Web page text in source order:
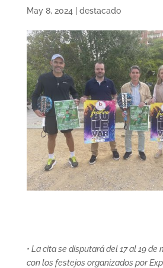
May 8, 2024 destacado
• La cita se disputará del 17 al 19 de
con los festejos organizados por